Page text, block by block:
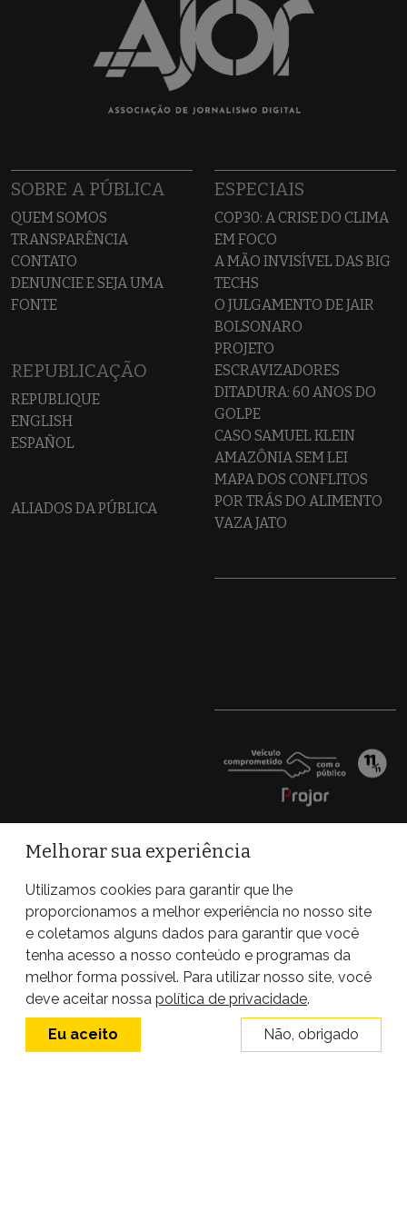
SOBRE A PÚBLICA
QUEM SOMOS
TRANSPARÊNCIA
CONTATO
DENUNCIE E SEJA UMA
FONTE
REPUBLICAÇÃO
REPUBLIQUE
ENGLISH
ESPAÑOL
ALIADOS DA PÚBLICA
ESPECIAIS
COP30: A CRISE DO CLIMA
EM FOCO
A MÃO INVISÍVEL DAS BIG
TECHS
O JULGAMENTO DE JAIR
BOLSONARO
PROJETO
ESCRAVIZADORES
DITADURA: 60 ANOS DO
GOLPE
CASO SAMUEL KLEIN
AMAZÔNIA SEM LEI
MAPA DOS CONFLITOS
POR TRÁS DO ALIMENTO
VAZA JATO
Site desenvolvido por
Melhorar sua experiência
Utilizamos cookies para garantir que lhe
proporcionamos a melhor experiência no nosso site
e coletamos alguns dados para garantir que você
tenha acesso a nosso conteúdo e programas da
melhor forma possível. Para utilizar nosso site, você
deve aceitar nossa política de privacidade.
Eu aceito Não, obrigado